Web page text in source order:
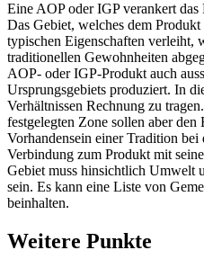
Eine AOP oder IGP verankert
Das Gebiet, welches dem
typischen Eigenschaften verleiht,
traditionellen Gewohnheiten
AOP- oder IGP-Produkt auch
Ursprungsgebiets produziert. In
Verhältnissen Rechnung zu
festgelegten Zone sollen aber
Vorhandensein einer Tradition
Verbindung zum Produkt mit
Gebiet muss hinsichtlich Umwelt
sein. Es kann eine Liste von
beinhalten.
Weitere Punkte